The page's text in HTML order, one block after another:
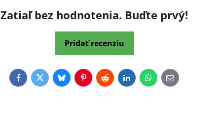
Zatiaľ bez hodnotenia. Buďte prvý!
Pridať recenziu
FacebookTwitterBlueskyPinterestRedditLinkedInWhatsApp
E-
mail